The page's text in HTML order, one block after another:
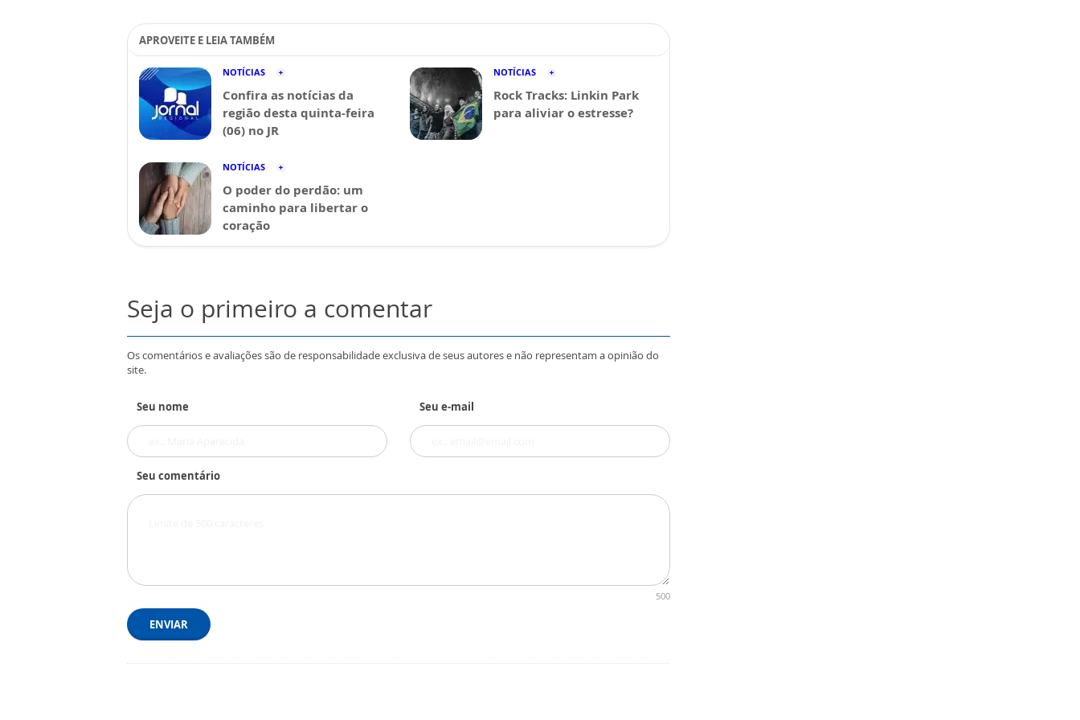
APROVEITE E LEIA TAMBÉM
NOTÍCIAS
Confira as notícias da
região desta quinta-feira
(06) no JR
NOTÍCIAS
Rock Tracks: Linkin Park
para aliviar o estresse?
NOTÍCIAS
O poder do perdão: um
caminho para libertar o
coração
Seja o primeiro a comentar
Os comentários e avaliações são de responsabilidade exclusiva de seus autores e não representam a opinião do
site.
Seu nome Seu e-mail
Seu comentário
500
ENVIAR